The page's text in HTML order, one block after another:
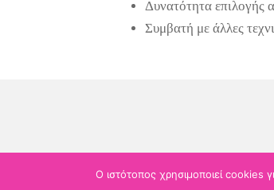
Δυνατότητα επιλογής
Συμβατή με άλλες
Ο ιστότοπος χρησιμοποιεί